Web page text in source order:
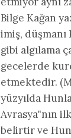
Bilge Kağan
imiş,
gibi algılama
gecelerde
etmektedir.
yüzyılda
Avrasya‟nın
belirtir ve